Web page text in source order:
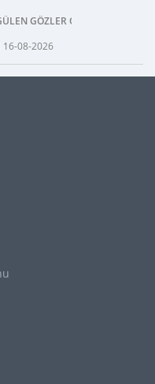
GÖZLER ÖZEL EĞITIM VE
16-08-2026